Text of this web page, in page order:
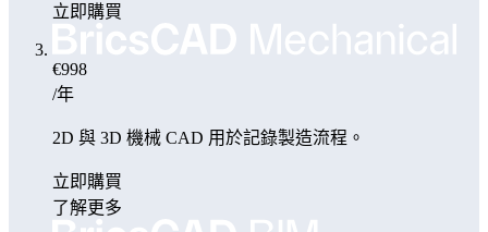
立即購買
€998
/年
2D 與 3D 機械 CAD 用於記錄製造流程。
立即購買
了解更多